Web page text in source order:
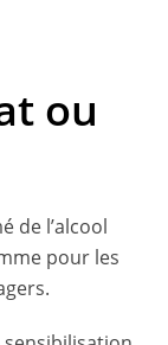
ou
de l’alcool
pour les